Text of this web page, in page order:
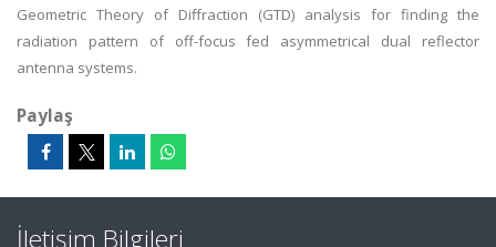
Geometric Theory of Diffraction (GTD) analysis for finding the
radiation pattern of off-focus fed asymmetrical dual reflector
antenna systems.
Paylaş
İletişim Bilgileri